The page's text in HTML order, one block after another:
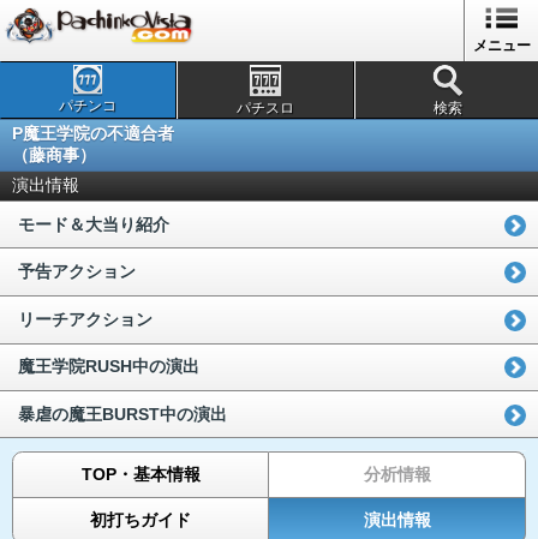
メニュー
パチンコ パチスロ 検索
P魔王学院の不適合者
（藤商事）
演出情報
モード＆大当り紹介
予告アクション
リーチアクション
魔王学院RUSH中の演出
暴虐の魔王BURST中の演出
TOP・基本情報 分析情報
初打ちガイド 演出情報